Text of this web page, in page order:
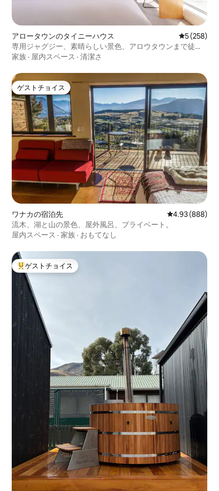
アロータウンのタイニーハウス レビュー
5 (258)
専用ジャグジー、素晴らしい景色、アロウタウンまで徒歩
圏内
家族 · 屋内スペース · 清潔さ
ゲストチョイス
ゲストチョイス
ワナカの宿泊先 レビュー888
4.93 (888)
流木、湖と山の景色、屋外風呂、プライベート。
屋内スペース · 家族 · おもてなし
大好評のゲストチョイスです。
ゲストチョイス